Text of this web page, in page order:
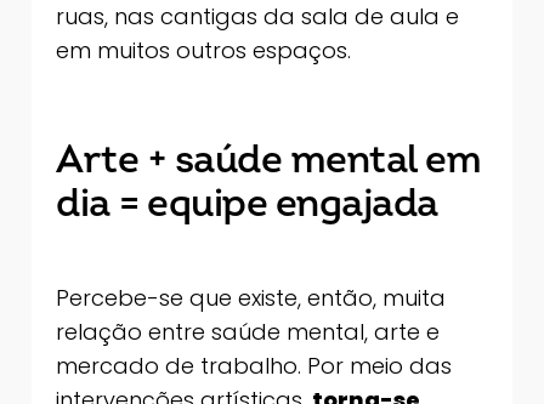
ruas, nas cantigas da sala de aula e
em muitos outros espaços.
Arte + saúde mental em
dia = equipe engajada
Percebe-se que existe, então, muita
relação entre saúde mental, arte e
mercado de trabalho. Por meio das